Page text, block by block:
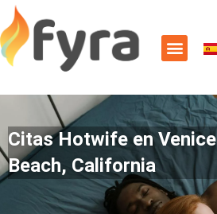
Citas Hotwife en Venice
Beach, California